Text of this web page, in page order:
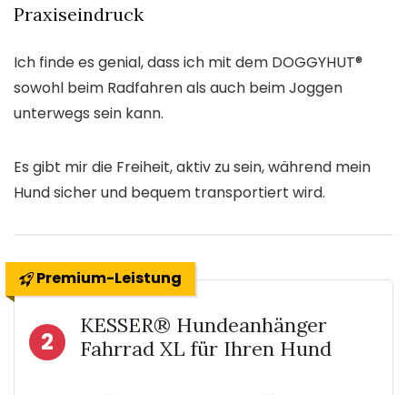
Praxiseindruck
Ich finde es genial, dass ich mit dem DOGGYHUT®
sowohl beim Radfahren als auch beim Joggen
unterwegs sein kann.
Es gibt mir die Freiheit, aktiv zu sein, während mein
Hund sicher und bequem transportiert wird.
Premium-Leistung
2
KESSER® Hundeanhänger
Fahrrad XL für Ihren Hund